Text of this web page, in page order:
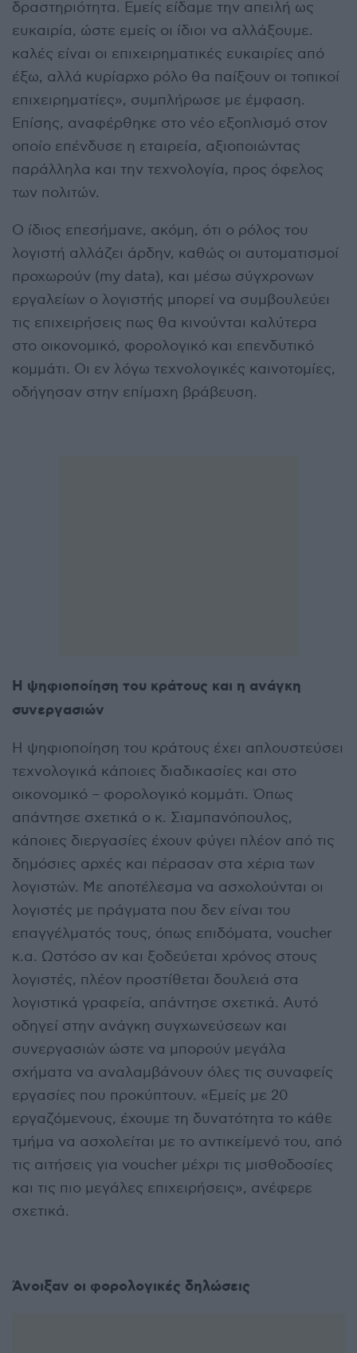
δραστηριότητα. Εμείς είδαμε την απειλή ως
ευκαιρία, ώστε εμείς οι ίδιοι να αλλάξουμε.
καλές είναι οι επιχειρηματικές ευκαιρίες από
έξω, αλλά κυρίαρχο ρόλο θα παίξουν οι τοπικοί
επιχειρηματίες», συμπλήρωσε με έμφαση.
Επίσης, αναφέρθηκε στο νέο εξοπλισμό στον
οποίο επένδυσε η εταιρεία, αξιοποιώντας
παράλληλα και την τεχνολογία, προς όφελος
των πολιτών.
Ο ίδιος επεσήμανε, ακόμη, ότι ο ρόλος του
λογιστή αλλάζει άρδην, καθώς οι αυτοματισμοί
προχωρούν (my data), και μέσω σύγχρονων
εργαλείων ο λογιστής μπορεί να συμβουλεύει
τις επιχειρήσεις πως θα κινούνται καλύτερα
στο οικονομικό, φορολογικό και επενδυτικό
κομμάτι. Οι εν λόγω τεχνολογικές καινοτομίες,
οδήγησαν στην επίμαχη βράβευση.
Η ψηφιοποίηση του κράτους και η ανάγκη
συνεργασιών
Η ψηφιοποίηση του κράτους έχει απλουστεύσει
τεχνολογικά κάποιες διαδικασίες και στο
οικονομικό – φορολογικό κομμάτι. Όπως
απάντησε σχετικά ο κ. Σιαμπανόπουλος,
κάποιες διεργασίες έχουν φύγει πλέον από τις
δημόσιες αρχές και πέρασαν στα χέρια των
λογιστών. Με αποτέλεσμα να ασχολούνται οι
λογιστές με πράγματα που δεν είναι του
επαγγέλματός τους, όπως επιδόματα, voucher
κ.α. Ωστόσο αν και ξοδεύεται χρόνος στους
λογιστές, πλέον προστίθεται δουλειά στα
λογιστικά γραφεία, απάντησε σχετικά. Αυτό
οδηγεί στην ανάγκη συγχωνεύσεων και
συνεργασιών ώστε να μπορούν μεγάλα
σχήματα να αναλαμβάνουν όλες τις συναφείς
εργασίες που προκύπτουν. «Εμείς με 20
εργαζόμενους, έχουμε τη δυνατότητα το κάθε
τμήμα να ασχολείται με το αντικείμενό του, από
τις αιτήσεις για voucher μέχρι τις μισθοδοσίες
και τις πιο μεγάλες επιχειρήσεις», ανέφερε
σχετικά.
Άνοιξαν οι φορολογικές δηλώσεις